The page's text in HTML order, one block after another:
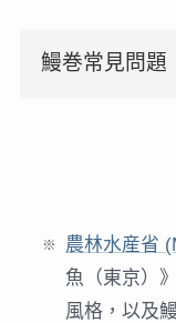
鰻巻常見問題
農林水産省
魚（東京）
風格，以及